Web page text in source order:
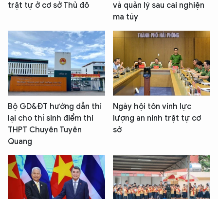
trật tự ở cơ sở Thủ đô
và quản lý sau cai nghiện
ma túy
Bộ GD&ĐT hướng dẫn thi
lại cho thí sinh điểm thi
THPT Chuyên Tuyên
Quang
Ngày hội tôn vinh lực
lượng an ninh trật tự cơ
sở